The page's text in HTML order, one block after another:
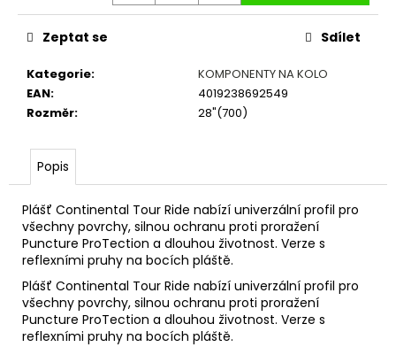
Kategorie:
KOMPONENTY NA KOLO
EAN:
4019238692549
Rozměr: 28"(700)
Zeptat se Sdílet
Popis
Plášť Continental Tour Ride nabízí univerzální profil pro
všechny povrchy, silnou ochranu proti proražení
Puncture ProTection a dlouhou životnost. Verze s
reflexními pruhy na bocích pláště.
Plášť Continental Tour Ride nabízí univerzální profil pro
všechny povrchy, silnou ochranu proti proražení
Puncture ProTection a dlouhou životnost. Verze s
reflexními pruhy na bocích pláště.
D
o
o
u
e
m
e
HUSTILKA
BETO
SP-
006AG